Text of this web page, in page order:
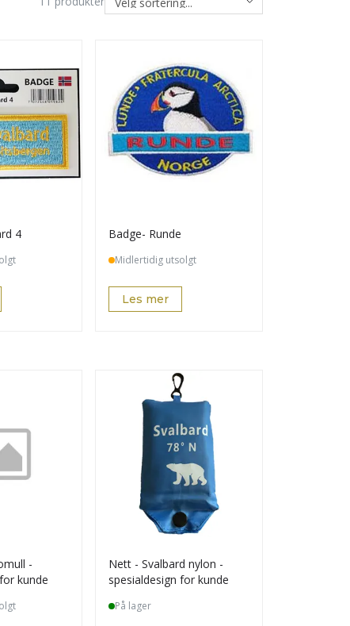
4 Badge- Runde
Midlertidig utsolgt
Les mer
-
kunde
Nett - Svalbard nylon -
spesialdesign for kunde
På lager